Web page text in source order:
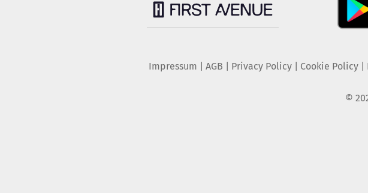
Impressum AGB Privacy Policy| Cookie Policy|
©